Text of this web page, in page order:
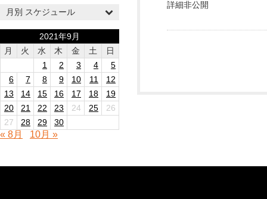
月別 スケジュール
2021年9月
月
火 水 木 金 土
日
1
2 3 4
5
6
7 8 9 10 11
12
13
14 15 16 17 18
19
20
21 22 23 24 25
26
27
28 29 30
« 8月 10月 »
詳細非公開